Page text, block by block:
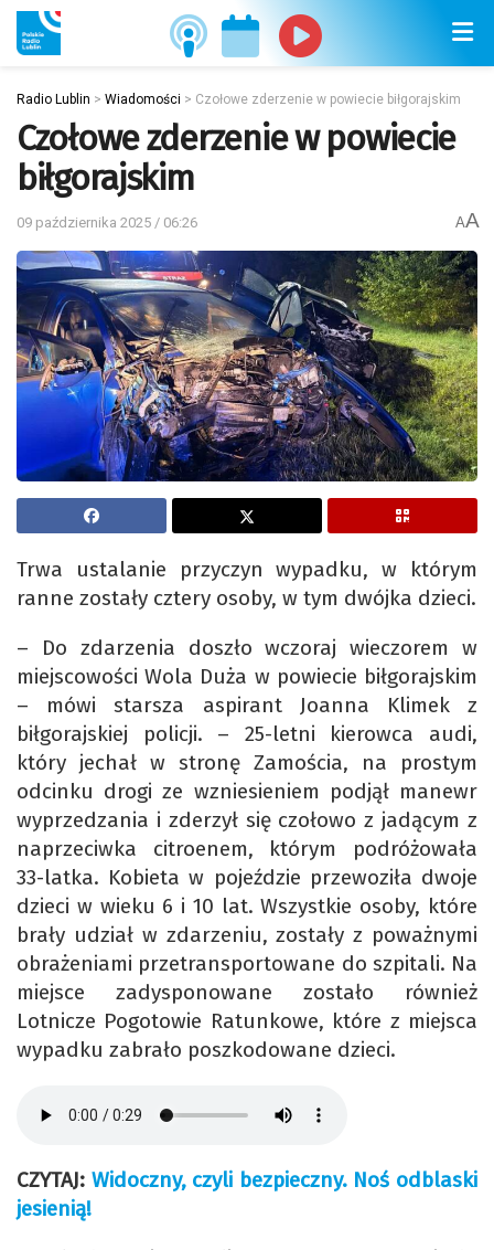
Radio Lublin > Wiadomości > Czołowe zderzenie w powiecie biłgorajskim
Czołowe zderzenie w powiecie
biłgorajskim
09 października 2025 / 06:26 AA
Trwa ustalanie przyczyn wypadku, w którym
ranne zostały cztery osoby, w tym dwójka dzieci.
– Do zdarzenia doszło wczoraj wieczorem w
miejscowości Wola Duża w powiecie biłgorajskim
– mówi starsza aspirant Joanna Klimek z
biłgorajskiej policji. – 25-letni kierowca audi,
który jechał w stronę Zamościa, na prostym
odcinku drogi ze wzniesieniem podjął manewr
wyprzedzania i zderzył się czołowo z jadącym z
naprzeciwka citroenem, którym podróżowała
33-latka. Kobieta w pojeździe przewoziła dwoje
dzieci w wieku 6 i 10 lat. Wszystkie osoby, które
brały udział w zdarzeniu, zostały z poważnymi
obrażeniami przetransportowane do szpitali. Na
miejsce zadysponowane zostało również
Lotnicze Pogotowie Ratunkowe, które z miejsca
wypadku zabrało poszkodowane dzieci.
CZYTAJ: Widoczny, czyli bezpieczny. Noś odblaski
jesienią!